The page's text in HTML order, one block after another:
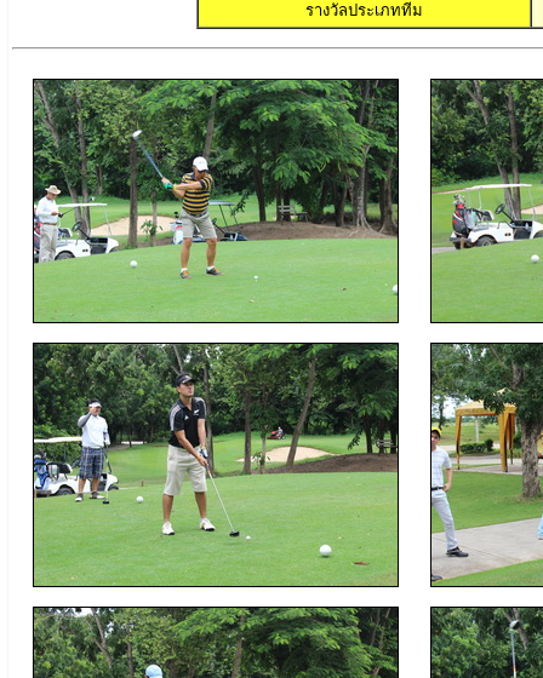
รางวัลประเภททีม